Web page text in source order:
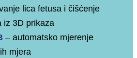
lica fetusa i čišćenje
iz 3D prikaza
– automatsko mjerenje
mjera